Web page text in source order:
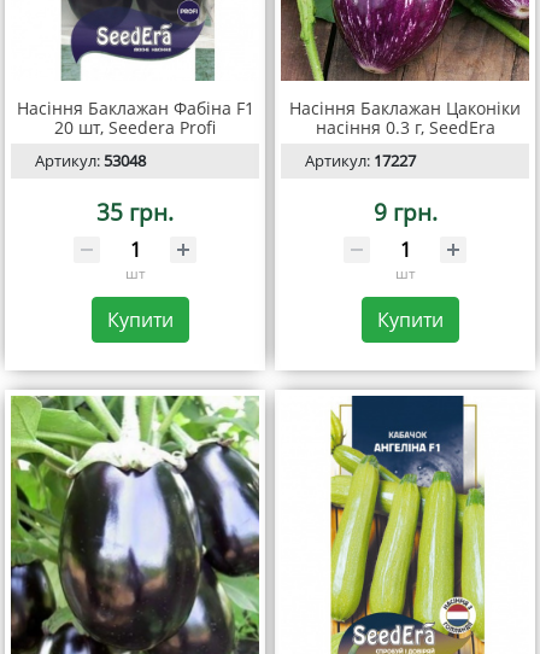
Насіння Баклажан Фабіна F1
20 шт, Seedera Profi
Артикул:53048
35 грн.
шт
Купити
Насіння Баклажан Цаконiки
насiння 0.3 г, SeedEra
Артикул: 17227
9 грн.
шт
Купити